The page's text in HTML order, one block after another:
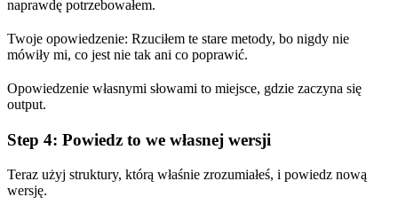
naprawdę potrzebowałem.
Twoje opowiedzenie: Rzuciłem te stare metody, bo nigdy nie
mówiły mi, co jest nie tak ani co poprawić.
Opowiedzenie własnymi słowami to miejsce, gdzie zaczyna się
output.
Step 4: Powiedz to we własnej wersji
Teraz użyj struktury, którą właśnie zrozumiałeś, i powiedz nową
wersję.